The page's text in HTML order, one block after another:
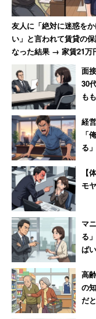
友人に「絶対に迷惑を
い」と言われて賃貸の
なった結果 → 家賃21万
納、「実家に連絡する」
て絶縁した女性
面
30
も
経
「
る
【
モ
マ
る
ば
高
の
だ